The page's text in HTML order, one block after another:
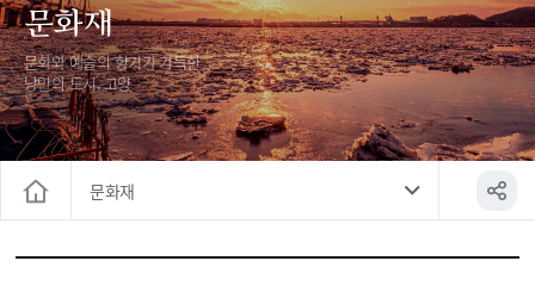
문화재
문화와 예술의 향기가 가득한
낭만의 도시, 고양
문화재